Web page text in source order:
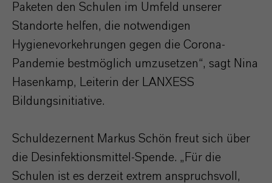
Paketen den Schulen im Umfeld unserer
Standorte helfen, die notwendigen
Hygienevorkehrungen gegen die Corona-
Pandemie bestmöglich umzusetzen“, sagt Nina
Hasenkamp, Leiterin der LANXESS
Bildungsinitiative.
Schuldezernent Markus Schön freut sich über
die Desinfektionsmittel-Spende. „Für die
Schulen ist es derzeit extrem anspruchsvoll,